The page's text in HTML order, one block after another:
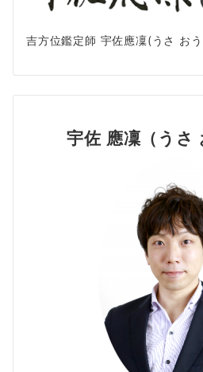
吉方位鑑定師 宇佐應凜(うさ お
宇佐 應凜（うさ